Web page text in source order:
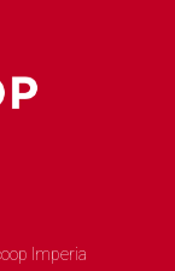
Imperia